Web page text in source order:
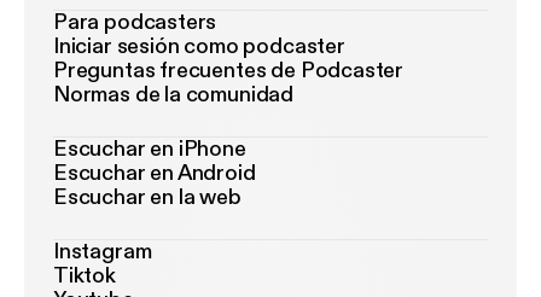
Para podcasters
Iniciar sesión como podcaster
Preguntas frecuentes de Podcaster
Normas de la comunidad
Escuchar en iPhone
Escuchar en Android
Escuchar en la web
Instagram
Tiktok